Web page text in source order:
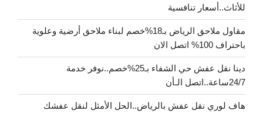
للأثاث..أسعار تنافسية
مقاول ملاحق الرياض بـ18%خصم لبناء ملاحق أرضية وعلوية
باحتراف 100% اتصل الان
دينا نقل عفش حي الشفاء بـ25%خصم..نوفر خدمة
24/7ساعة..اتصل الـأن
هاف لوري نقل عفش بالرياض..الحل الأمثل لنقل عفشك